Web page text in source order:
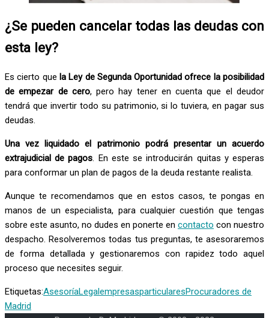
¿Se pueden cancelar todas las deudas con
esta ley?
Es cierto que la Ley de Segunda Oportunidad ofrece la posibilidad
de empezar de cero, pero hay tener en cuenta que el deudor
tendrá que invertir todo su patrimonio, si lo tuviera, en pagar sus
deudas.
Una vez liquidado el patrimonio podrá presentar un acuerdo
extrajudicial de pagos. En este se introducirán quitas y esperas
para conformar un plan de pagos de la deuda restante realista.
Aunque te recomendamos que en estos casos, te pongas en
manos de un especialista, para cualquier cuestión que tengas
sobre este asunto, no dudes en ponerte en contacto con nuestro
despacho. Resolveremos todas tus preguntas, te asesoraremos
de forma detallada y gestionaremos con rapidez todo aquel
proceso que necesites seguir.
Etiquetas:AsesoríaLegalempresasparticularesProcuradores de
Madrid